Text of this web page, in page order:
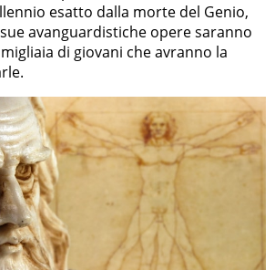
esatto dalla morte del Genio,
avanguardistiche opere saranno
di giovani che avranno la